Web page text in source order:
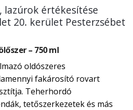
lazúrok értékesítése
20. kerület Pesterzsébet
– 750 ml
oldószeres
fakárosító rovart
Teherhordó
tetőszerkezetek és más